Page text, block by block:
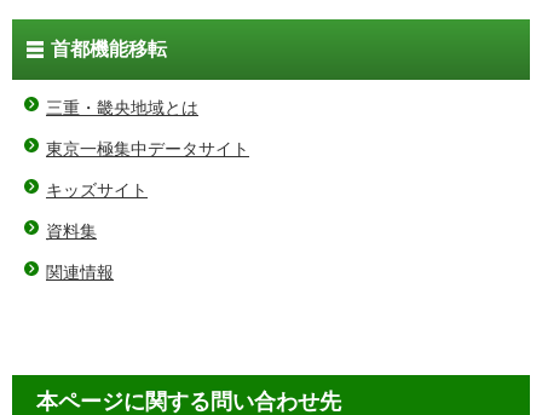
首都機能移転
三重・畿央地域とは
東京一極集中データサイト
キッズサイト
資料集
関連情報
本ページに関する問い合わせ先